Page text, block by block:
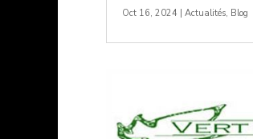
Oct 16, 2024 Actualités, Blog